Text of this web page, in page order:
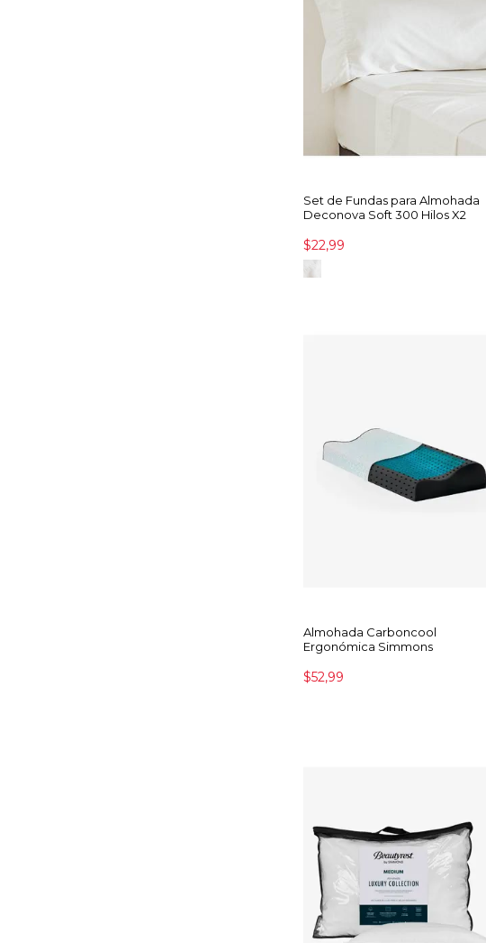
Set de Fundas para Almohada
Deconova Soft 300 Hilos X2
$22,99
Almohada Carboncool
Ergonómica Simmons
$52,99